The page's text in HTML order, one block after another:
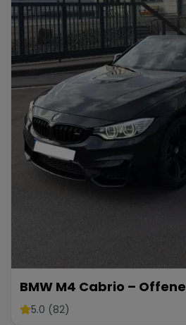
BMW M4 Cabrio – Offene
Fahrfreude mit 431 PS
5.0 (82)